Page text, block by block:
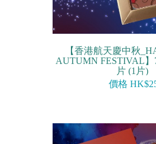
【香港航天慶中秋
AUTUMN FESTIVAL】
片 (1片)
價格